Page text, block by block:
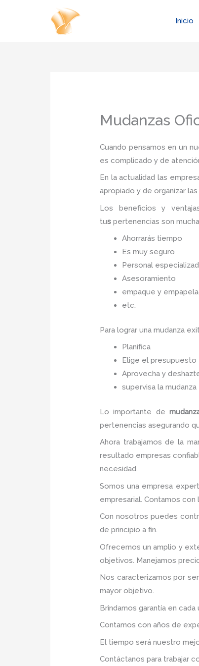
Inicio
Mudanzas
Cuando pensamos en un
es complicado y de
En la actualidad las
apropiado y de organizar
Los beneficios y
tuspertenencias son
Ahorrarás tiempo
Es muy seguro
Personal
Asesoramiento
empaque y
etc.
Para lograr una mudanza
Planifica
Elige el presupuesto
Aprovecha y
supervisa la mudanza
Lo importante de
pertenencias asegurando
Ahora trabajamos de la
resultado empresas
necesidad.
Somos una empresa
empresarial. Contamos con
Con nosotros puedes
de principio a fin.
Ofrecemos un amplio y
objetivos. Manejamos
Nos caracterizamos por
mayor objetivo.
Brindamos garantía en
Contamos con años de
El tiempo será nuestro
Contáctanos para trabajar